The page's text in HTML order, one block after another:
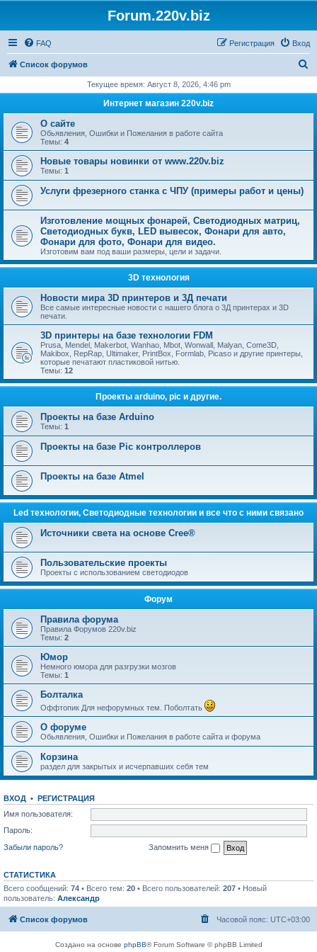
Forum.220v.biz
FAQ Вход
Регистрация
Список форумов
с
Текущее время: Август 8, 2026, 4:46 pm
Интернет магазин 220v.biz
О сайте
Обьявления, Ошибки и Пожелания в работе сайта
Темы: 4
Новые товары новинки от www.220v.biz
Темы: 1
Услуги фрезерного станка с ЧПУ (примеры работ и цены)
Изготовление мощных фонарей, Светодиодных матриц,
Светодиодных букв, LED вывесок, Фонари для авто,
Фонари для фото, Фонари для видео.
Изготовим вам под ваши размеры, цели и задачи.
3D технология
Новости мира 3D принтеров и 3Д печати
Все самые интересные новости с нашего блога о 3Д принтерах и 3D
печати.
3D принтеры на базе технологии FDM
Prusa, Mendel, Makerbot, Wanhao, Mbot, Wonwall, Malyan, Come3D,
Makibox, RepRap, Ultimaker, PrintBox, Formlab, Picaso и другие принтеры,
которые печатают пластиковой нитью.
Темы: 12
Проекты arduino, pic и другие.
Проекты на базе Arduino
Темы: 1
Проекты на базе Pic контроллеров
Проекты на базе Atmel
Led технологии, Светодиодные технологии и все что с ними связано
Источники света на основе Cree®
Пользовательские проекты
Проекты с использованием светодиодов
Форум
Правила форума
Правила Форумов 220v.biz
Темы: 2
Юмор
Немного юмора для разгрузки мозгов
Темы: 1
Болталка
Оффтопик Для нефорумных тем. Поболтать
О форуме
Обьявления, Ошибки и Пожелания в работе сайта и форума
Корзина
раздел для закрытых и исчерпавших себя тем
ВХОД • РЕГИСТРАЦИЯ
Имя пользователя:
Пароль:
Забыли пароль?
Запомнить меня
СТАТИСТИКА
Всего сообщений: 74 • Всего тем: 20 • Всего пользователей: 207 • Новый
пользователь: Александр
Список форумов Часовой пояс: UTC+03:00
Создано на основе phpBB® Forum Software © phpBB Limited